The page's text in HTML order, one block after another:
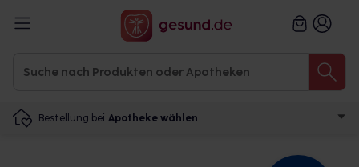
Bestellung bei Apotheke wählen